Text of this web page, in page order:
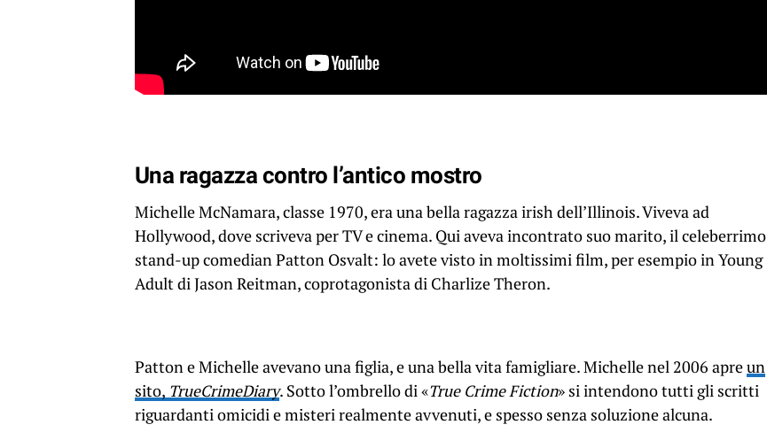
Una ragazza contro l’antico mostro
Michelle McNamara, classe 1970, era una bella ragazza irish dell’Illinois. Viveva ad
Hollywood, dove scriveva per TV e cinema. Qui aveva incontrato suo marito, il celeberrimo
stand-up comedian Patton Osvalt: lo avete visto in moltissimi film, per esempio in Young
Adult di Jason Reitman, coprotagonista di Charlize Theron.
Patton e Michelle avevano una figlia, e una bella vita famigliare. Michelle nel 2006 apreun
sito, TrueCrimeDiary. Sotto l’ombrello di «True Crime Fiction» si intendono tutti gli scritti
riguardanti omicidi e misteri realmente avvenuti, e spesso senza soluzione alcuna.